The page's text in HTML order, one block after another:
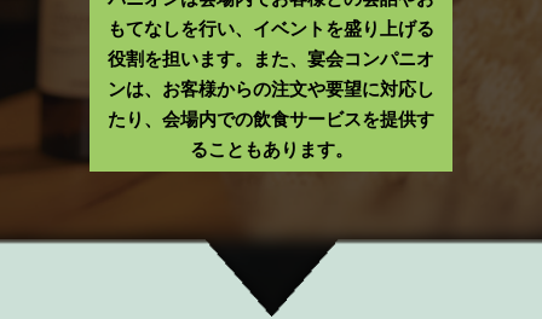
もてなしを行い、イベントを盛り上げる
役割を担います。また、宴会コンパニオ
ンは、お客様からの注文や要望に対応し
たり、会場内での飲食サービスを提供す
ることもあります。